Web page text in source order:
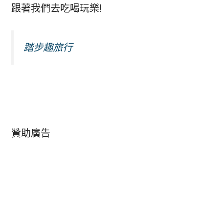
跟著我們去吃喝玩樂!
踏步趣旅行
贊助廣告